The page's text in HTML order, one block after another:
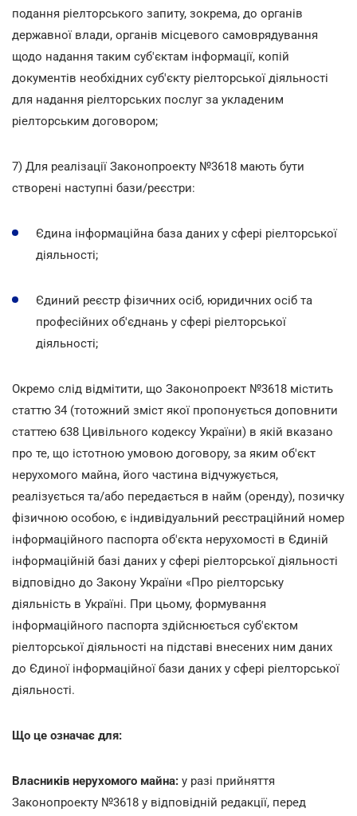
подання ріелторського запиту, зокрема, до органів
державної влади, органів місцевого самоврядування
щодо надання таким суб'єктам інформації, копій
документів необхідних суб'єкту ріелторської діяльності
для надання ріелторських послуг за укладеним
ріелторським договором;
7) Для реалізації Законопроекту №3618 мають бути
створені наступні бази/реєстри:
Єдина інформаційна база даних у сфері ріелторської
діяльності;
Єдиний реєстр фізичних осіб, юридичних осіб та
професійних об'єднань у сфері ріелторської
діяльності;
Окремо слід відмітити, що Законопроект №3618 містить
статтю 34 (тотожний зміст якої пропонується доповнити
статтею 638 Цивільного кодексу України) в якій вказано
про те, що істотною умовою договору, за яким об'єкт
нерухомого майна, його частина відчужується,
реалізується та/або передається в найм (оренду), позичку
фізичною особою, є індивідуальний реєстраційний номер
інформаційного паспорта об'єкта нерухомості в Єдиній
інформаційній базі даних у сфері ріелторської діяльності
відповідно до Закону України «Про ріелторську
діяльність в Україні. При цьому, формування
інформаційного паспорта здійснюється суб'єктом
ріелторської діяльності на підставі внесених ним даних
до Єдиної інформаційної бази даних у сфері ріелторської
діяльності.
Що це означає для:
Власників нерухомого майна: у разі прийняття
Законопроекту №3618 у відповідній редакції, перед